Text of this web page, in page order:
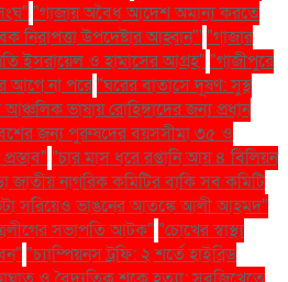
"গাজায় অবৈধ আদেশ অমান্য করতে
নিরাপত্তা উপদেষ্টার আহ্বান"' "গাজার
ইসরায়েল ও হামাসের আগ্রহ" "গাজীপুরে
আগে না পরে"ঘরের বাতাসে দূষণ: সুস্থ
আঞ্চলিক ভাষায় রোহিঙ্গাদের জন্য প্রধান
জন্য পুরুষদের বয়সসীমা ৩৫ ও
"চার মাস ধরে রপ্তানি আয় ৪ বিলিয়ন
জাতীয় নাগরিক কমিটির বাকি সব কমিটি
সরিয়েও ভাঙনের আতঙ্কে আলী আহমদ"
সভাপতি আটক" "চোখের স্বাস্থ্য
"চ্যাম্পিয়নস ট্রফি: ২ শর্তে হাইব্রিড